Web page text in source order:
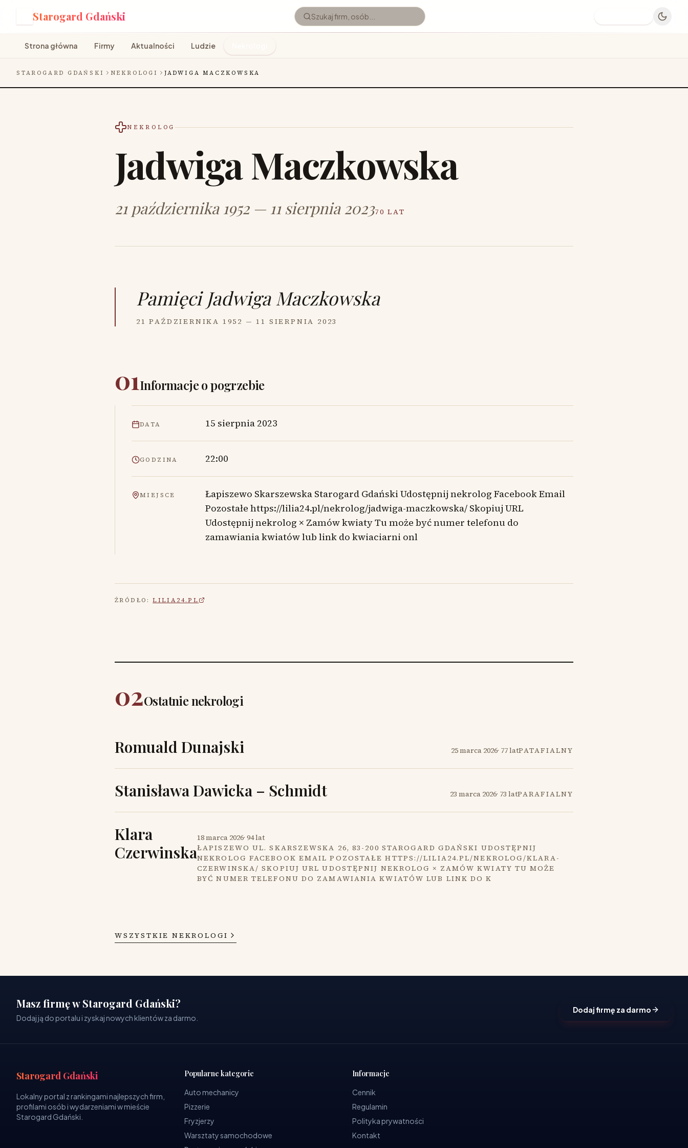
Starogard Gdański
Strona główna Firmy Aktualności Ludzie
STAROGARD GDAŃSKI NEKROLOGI JADWIGA MACZKOWSKA
NEKROLOG
Jadwiga Maczkowska
21 października 1952 — 11 sierpnia 202370 LAT
Pamięci Jadwiga Maczkowska
21 PAŹDZIERNIKA 1952 — 11 SIERPNIA 2023
01Informacje o pogrzebie
DATA 15 sierpnia 2023
GODZINA 22:00
MIEJSCE
Łapiszewo Skarszewska Starogard Gdański Udostępnij nekrolog Facebook Email
Pozostałe https://lilia24.pl/nekrolog/jadwiga-maczkowska/ Skopiuj URL
Udostępnij nekrolog × Zamów kwiaty Tu może być numer telefonu do
zamawiania kwiatów lub link do kwiaciarni onl
ŹRÓDŁO: LILIA24.PL
02Ostatnie nekrologi
Romuald Dunajski 25 marca 2026· 77 latPATAFIALNY
Stanisława Dawicka – Schmidt 23 marca 2026· 73 latPARAFIALNY
Klara
Czerwinska
18 marca 2026· 94 lat
ŁAPISZEWO UL. SKARSZEWSKA 26, 83-200 STAROGARD GDAŃSKI UDOSTĘPNIJ
NEKROLOG FACEBOOK EMAIL POZOSTAŁE HTTPS://LILIA24.PL/NEKROLOG/KLARA-
CZERWINSKA/ SKOPIUJ URL UDOSTĘPNIJ NEKROLOG × ZAMÓW KWIATY TU MOŻE
BYĆ NUMER TELEFONU DO ZAMAWIANIA KWIATÓW LUB LINK DO K
WSZYSTKIE NEKROLOGI
Masz firmę w Starogard Gdański?
Dodaj ją do portalu i zyskaj nowych klientów za darmo.
Dodaj firmę za darmo
Starogard Gdański
Lokalny portal z rankingami najlepszych firm,
profilami osób i wydarzeniami w mieście
Starogard Gdański.
Popularne kategorie
Auto mechanicy
Pizzerie
Fryzjerzy
Warsztaty samochodowe
Informacje
Cennik
Regulamin
Polityka prywatności
Kontakt